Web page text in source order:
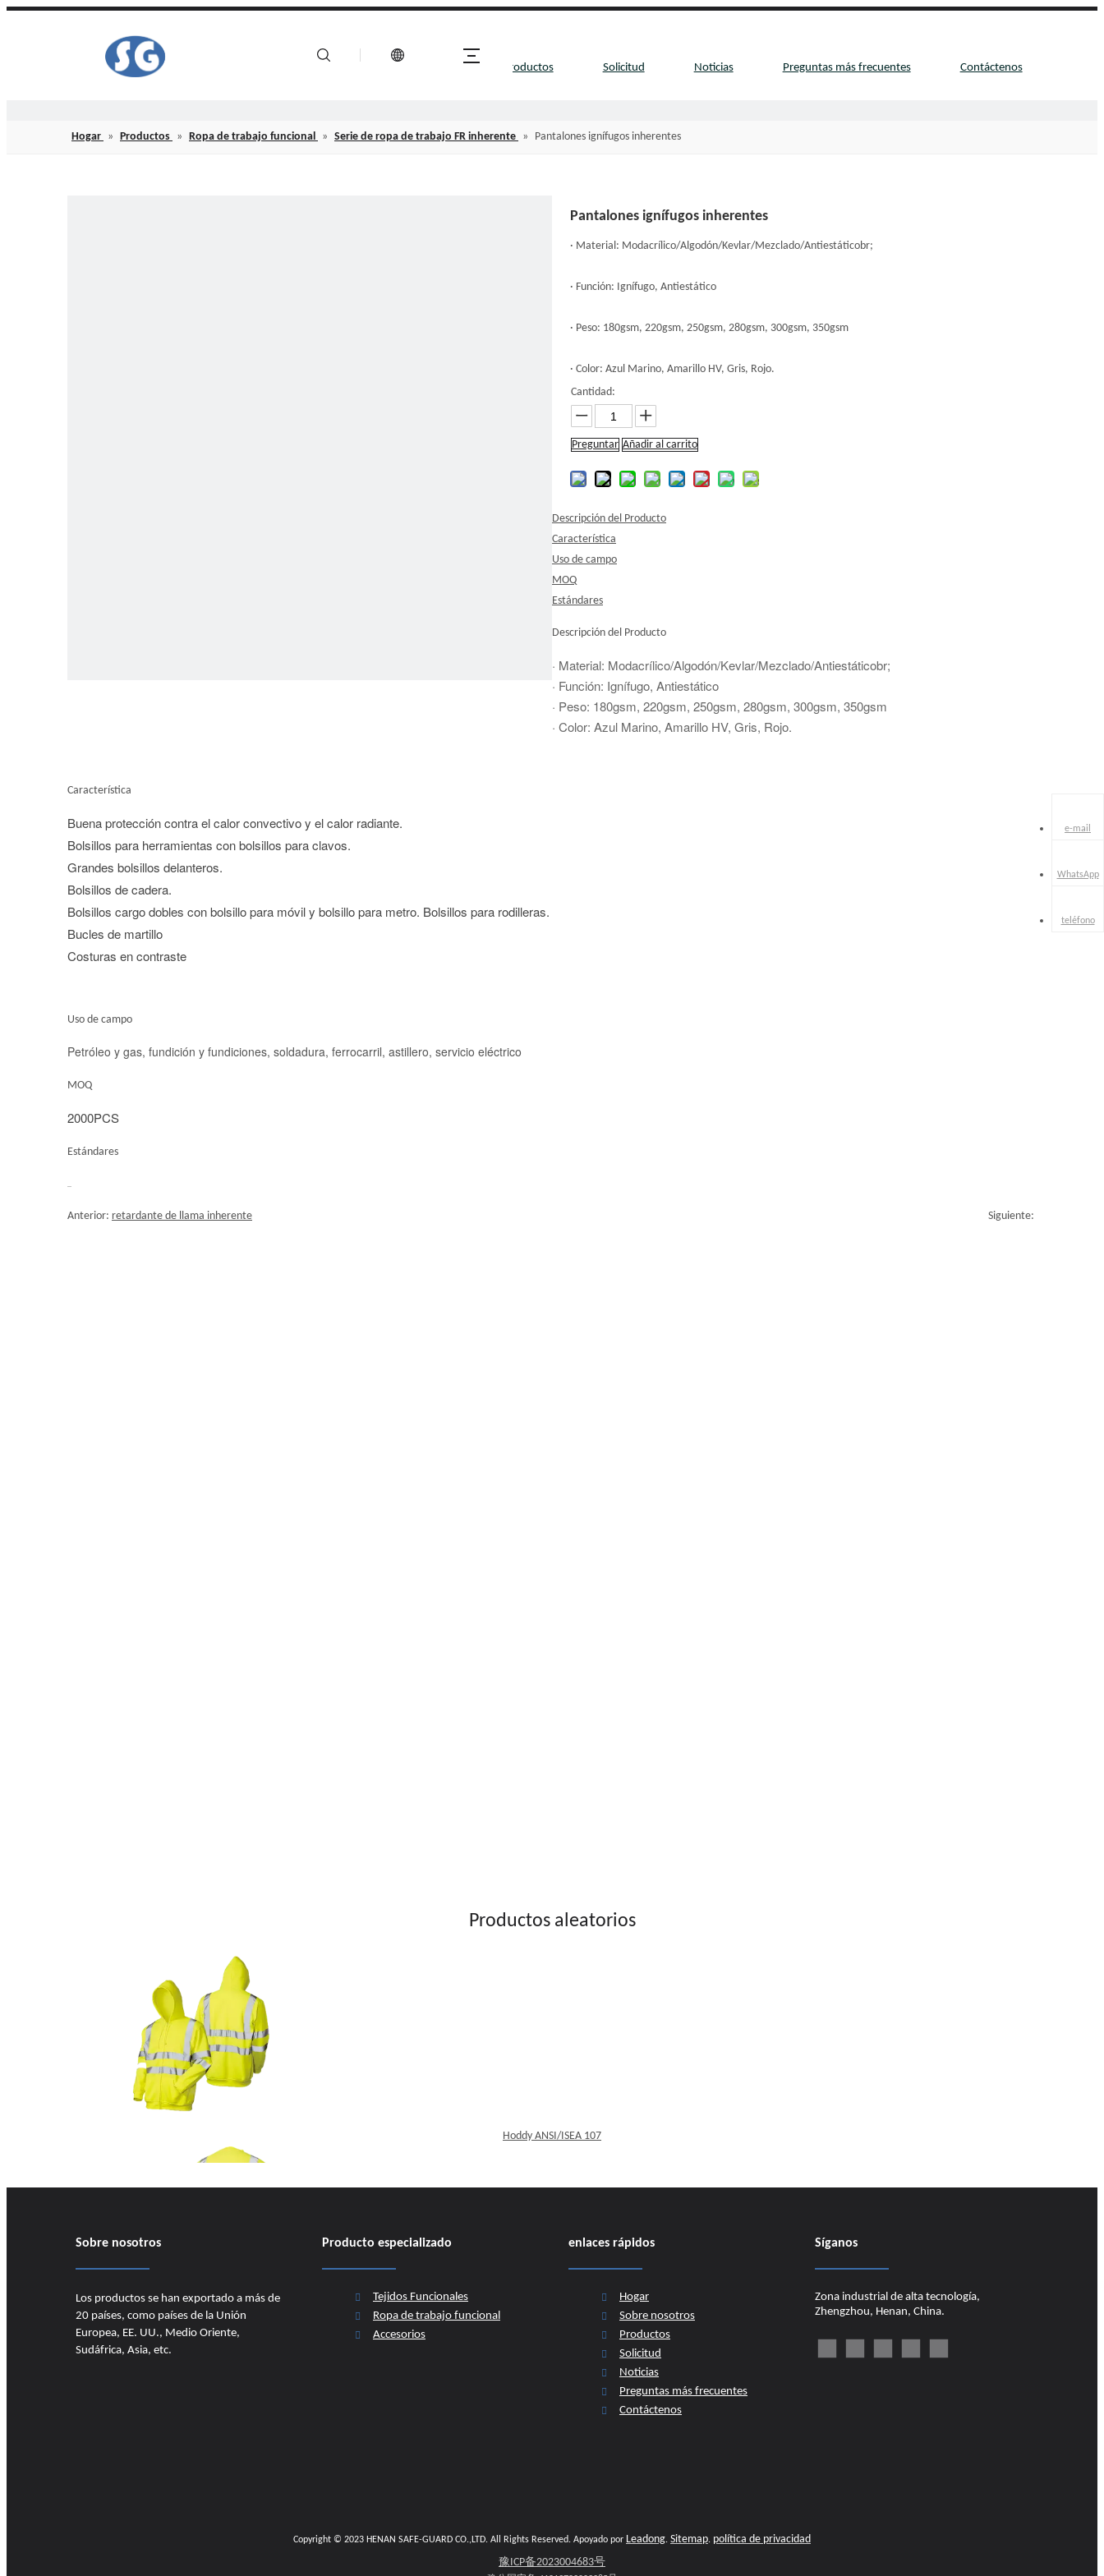
Productos Solicitud Noticias Preguntas más frecuentes Contáctenos
Hogar » Productos » Ropa de trabajo funcional » Serie de ropa de trabajo FR inherente » Pantalones ignífugos inherentes
Pantalones ignífugos inherentes
· Material: Modacrílico/Algodón/Kevlar/Mezclado/Antiestáticobr;
· Función: Ignífugo, Antiestático
· Peso: 180gsm, 220gsm, 250gsm, 280gsm, 300gsm, 350gsm
· Color: Azul Marino, Amarillo HV, Gris, Rojo.
Cantidad:
Preguntar Añadir al carrito
Descripción del Producto
Característica
Uso de campo
MOQ
Estándares
Descripción del Producto
· Material: Modacrílico/Algodón/Kevlar/Mezclado/Antiestáticobr;
· Función: Ignífugo, Antiestático
· Peso: 180gsm, 220gsm, 250gsm, 280gsm, 300gsm, 350gsm
· Color: Azul Marino, Amarillo HV, Gris, Rojo.
Característica
Buena protección contra el calor convectivo y el calor radiante.
Bolsillos para herramientas con bolsillos para clavos.
Grandes bolsillos delanteros.
Bolsillos de cadera.
Bolsillos cargo dobles con bolsillo para móvil y bolsillo para metro. Bolsillos para rodilleras.
Bucles de martillo
Costuras en contraste
Uso de campo
Petróleo y gas, fundición y fundiciones, soldadura, ferrocarril, astillero, servicio eléctrico
MOQ
2000PCS
Estándares
Anterior: Siguiente:
retardante de llama inherente
Productos aleatorios
Hoddy ANSI/ISEA 107
e-mail
WhatsApp
teléfono
Sobre nosotros
Los productos se han exportado a más de
20 países, como países de la Unión
Europea, EE. UU., Medio Oriente,
Sudáfrica, Asia, etc.
Producto especializado
Tejidos Funcionales
Ropa de trabajo funcional
Accesorios
enlaces rápidos
Hogar
Sobre nosotros
Productos
Solicitud
Noticias
Preguntas más frecuentes
Contáctenos
Síganos
Zona industrial de alta tecnología,
Zhengzhou, Henan, China.
Copyright © 2023​​​​​​​ HENAN SAFE-GUARD CO.,LTD. All Rights Reserved. Apoyado por Leadong. Sitemap. política de privacidad
豫ICP备2023004683号